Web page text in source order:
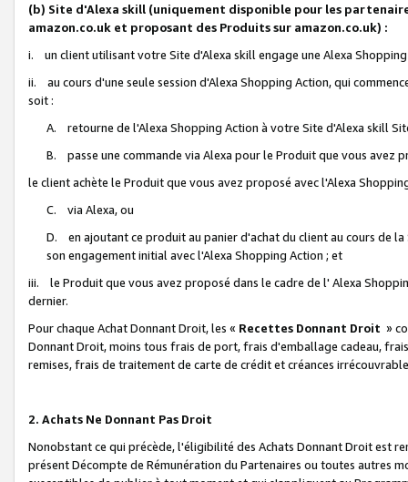
(b) Site d'Alexa skill (uniquement disponible pour les
amazon.co.uk et proposant des Produits sur amazon.co.uk) :
i. un client utilisant votre Site d'Alexa skill engage une Alexa
ii. au cours d'une seule session d'Alexa Shopping Action, qui
soit :
A. retourne de l'Alexa Shopping Action à votre Site d'Alexa skill
B. passe une commande via Alexa pour le Produit que vous avez
le client achète le Produit que vous avez proposé avec l'Alexa
C. via Alexa, ou
D. en ajoutant ce produit au panier d'achat du client au cours de
son engagement initial avec l'Alexa Shopping Action ; et
iii. le Produit que vous avez proposé dans le cadre de l' Alexa
dernier.
Pour chaque Achat Donnant Droit, les « Recettes Donnant Droit »
Donnant Droit, moins tous frais de port, frais d'emballage cadeau,
remises, frais de traitement de carte de crédit et créances
2. Achats Ne Donnant Pas Droit
Nonobstant ce qui précède, l'éligibilité des Achats Donnant Droit est
présent Décompte de Rémunération du Partenaires ou toutes autres